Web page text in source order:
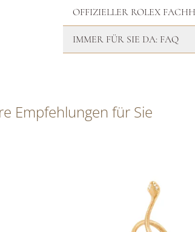
OFFIZIELLER ROLEX
IMMER FÜR SIE DA: FAQ
Empfehlungen für Sie